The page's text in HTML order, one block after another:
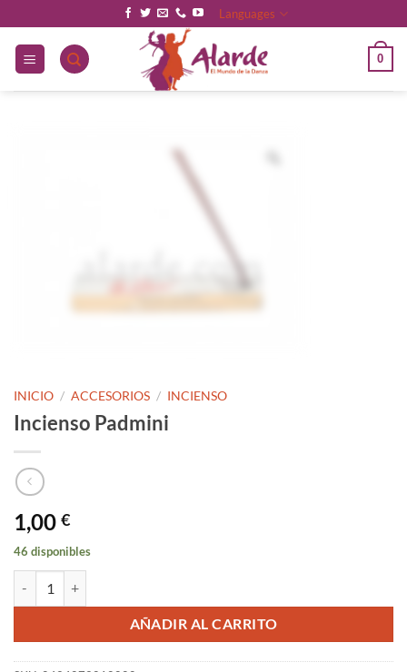
al
contenido
Languages
0
INICIO / ACCESORIOS / INCIENSO
Incienso Padmini
1,00 €
46 disponibles
AÑADIR AL CARRITO